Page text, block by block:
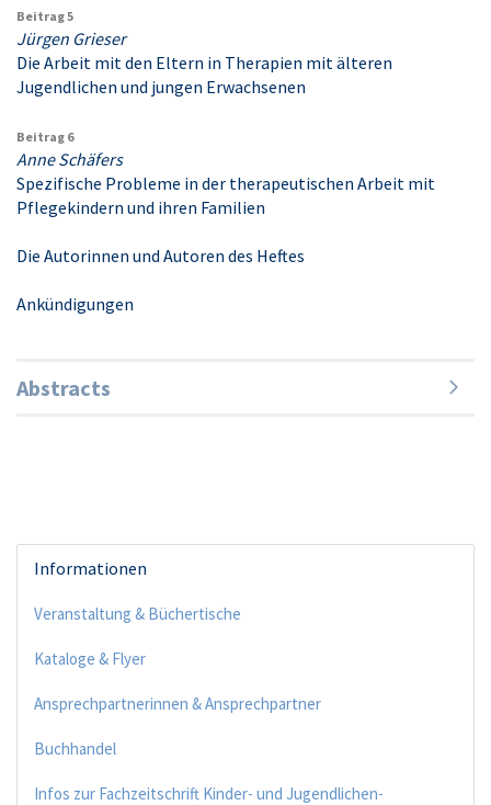
Beitrag 5
Jürgen Grieser
Die Arbeit mit den Eltern in Therapien mit älteren
Jugendlichen und jungen Erwachsenen
Beitrag 6
Anne Schäfers
Spezifische Probleme in der therapeutischen Arbeit mit
Pflegekindern und ihren Familien
Die Autorinnen und Autoren des Heftes
Ankündigungen
Abstracts
Informationen
Veranstaltung & Büchertische
Kataloge & Flyer
Ansprechpartnerinnen & Ansprechpartner
Buchhandel
Infos zur Fachzeitschrift Kinder- und Jugendlichen-